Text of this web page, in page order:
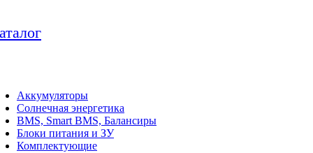
Аккумуляторы
Солнечная энергетика
BMS, Smart BMS, Балансиры
Блоки питания и ЗУ
Комплектующие